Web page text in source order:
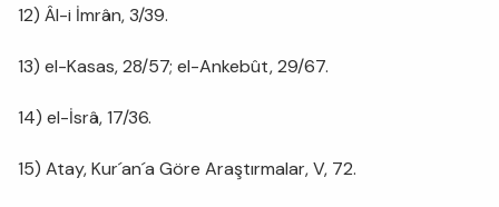
12) Âl-i İmrân, 3/39.
13) el-Kasas, 28/57; el-Ankebût, 29/67.
14) el-İsrâ, 17/36.
15) Atay, Kur´an´a Göre Araştırmalar, V, 72.